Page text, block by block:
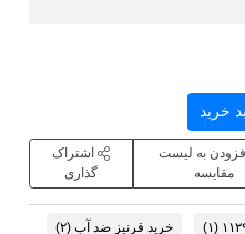
خرید
افزودن به لیست
مقایسه
اشتراک
گذاری
(۱) خرید قرنیز ضد آب(۲)